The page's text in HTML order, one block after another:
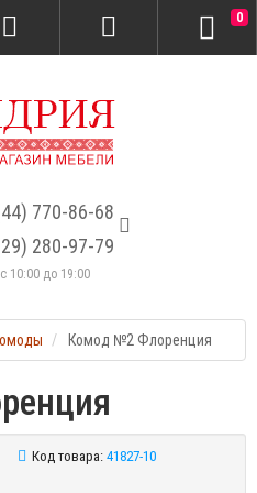
770-86-68
280-97-79
10:00 до 19:00
0
Комод №2 Флоренция
Код товара: 41827-10